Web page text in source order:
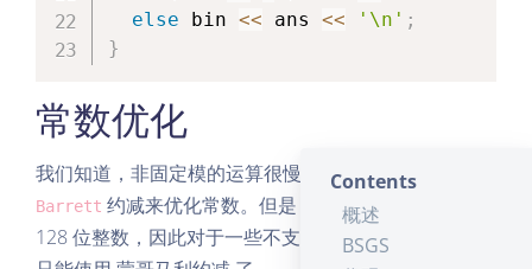
Contents
概述
BSGS
else bin << ans << '\n' ;
}
常数优化
我们知道，非固定模的运算很慢，我们可以使用
Barrett 约减来优化常数。但是 Barrett约减需要用到
128 位整数，因此对于一些不支持 128 位整数的 OJ，